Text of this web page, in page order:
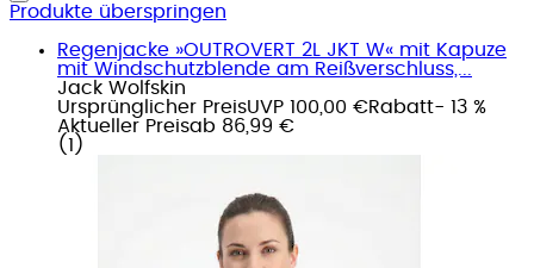
Produkte überspringen
Regenjacke »OUTROVERT 2L JKT W« mit Kapuze
mit Windschutzblende am Reißverschluss,...
Jack Wolfskin
Ursprünglicher PreisUVP 100,00 €Rabatt- 13 %
Aktueller Preisab 86,99 €
( 1 )